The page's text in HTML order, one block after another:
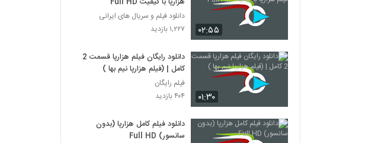
۰۲:۵۵
دانلود فیلم و سریال های ایرانی
۱,۲۲۷ بازدید
۰۱:۳۰
دانلود رایگان فیلم هزارپا قسمت 2
کامل | (فیلم هزارپا نیم بها )
فیلم رایگان
۴۰۴ بازدید
دانلود فیلم کامل هزارپا (بدون
سانسور) Full HD